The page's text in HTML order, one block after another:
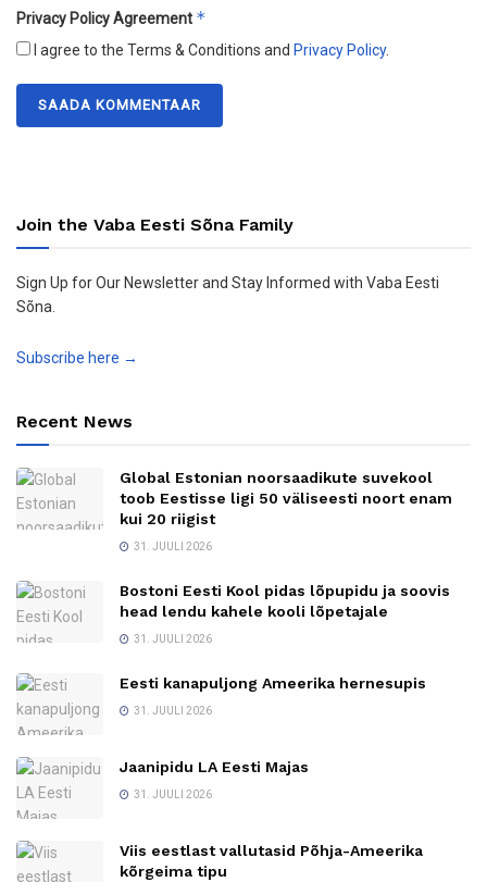
Privacy Policy Agreement *
I agree to the Terms & Conditions and Privacy Policy.
Join the Vaba Eesti Sõna Family
Sign Up for Our Newsletter and Stay Informed with Vaba Eesti
Sõna.
Subscribe here →
Recent News
Global Estonian noorsaadikute suvekool
toob Eestisse ligi 50 väliseesti noort enam
kui 20 riigist
31. JUULI 2026
Bostoni Eesti Kool pidas lõpupidu ja soovis
head lendu kahele kooli lõpetajale
31. JUULI 2026
Eesti kanapuljong Ameerika hernesupis
31. JUULI 2026
Jaanipidu LA Eesti Majas
31. JUULI 2026
Viis eestlast vallutasid Põhja-Ameerika
kõrgeima tipu